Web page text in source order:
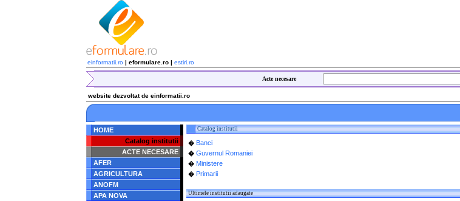
einformatii.ro | eformulare.ro | estiri.ro
Acte necesare
website dezvoltat de einformatii.ro
HOME
Catalog institutii
ACTE NECESARE
AFER
AGRICULTURA
ANOFM
APA NOVA
Catalog institutii
� Banci
� Guvernul Romaniei
� Ministere
� Primarii
Ultimele institutii adaugate